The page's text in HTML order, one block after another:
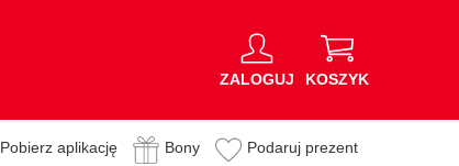
ZALOGUJ KOSZYK
Pobierz aplikację Bony Podaruj prezent